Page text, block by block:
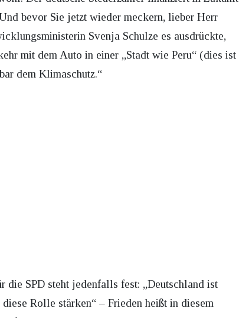
bevor Sie jetzt wieder meckern, lieber Herr
Svenja Schulze es ausdrückte,
mit dem Auto in einer „Stadt wie Peru“ (dies ist
dem Klimaschutz.“
die SPD steht jedenfalls fest: „Deutschland ist
Rolle stärken“ – Frieden heißt in diesem